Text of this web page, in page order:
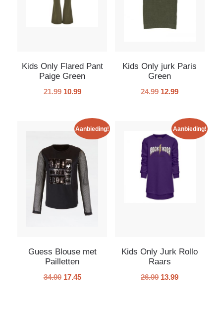
Kids Only Flared Pant
Paige Green
21.99 10.99
Kids Only jurk Paris
Green
24.99 12.99
Aanbieding!
Guess Blouse met
Pailletten
34.90 17.45
Aanbieding!
Kids Only Jurk Rollo
Raars
26.99 13.99